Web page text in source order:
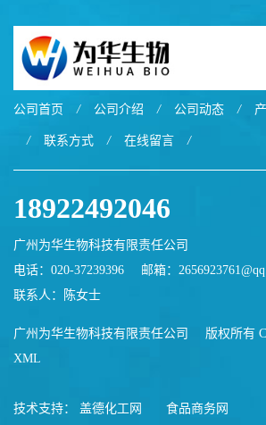
公司首页 / 公司介绍 / 公司动态 /
/ 联系方式 / 在线留言 /
18922492046
广州为华生物科技有限责任公司
电话：020-37239396
邮箱：
联系人：陈女士
广州为华生物科技有限责任公司
版权所有
XML
技术支持： 盖德化工网 食品商务网